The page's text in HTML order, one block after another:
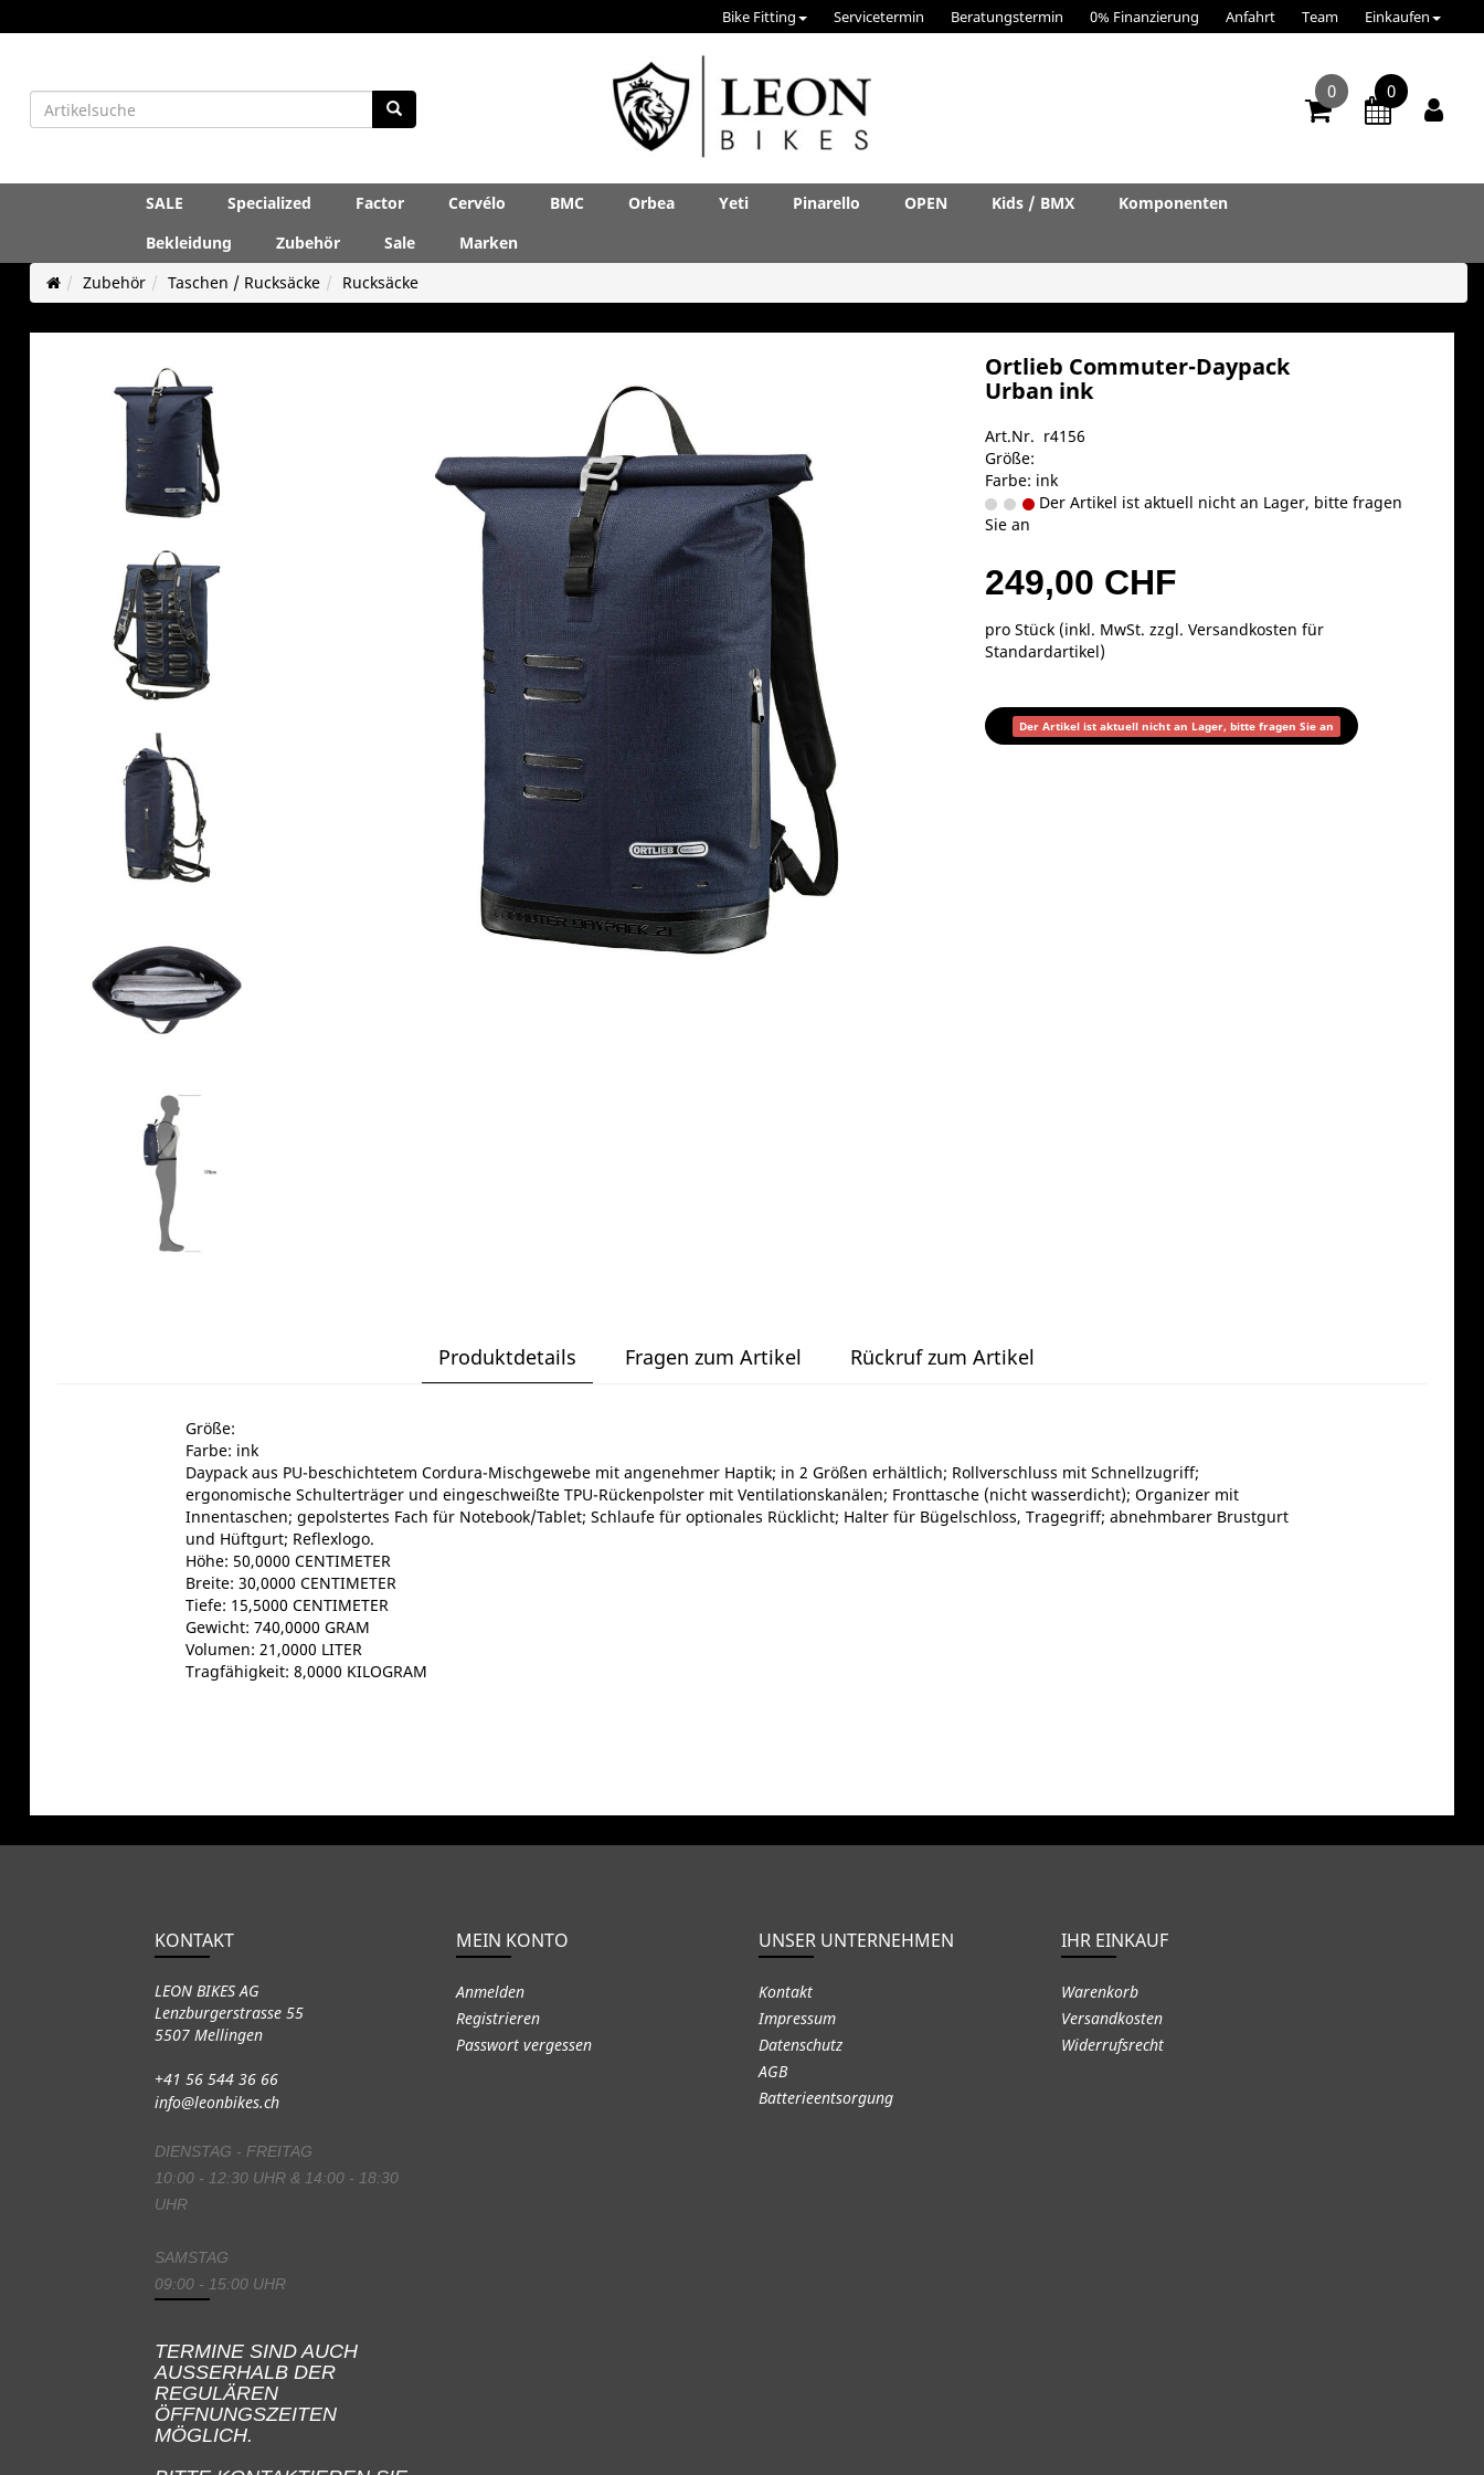
Bike Fitting Servicetermin Beratungstermin 0% Finanzierung Anfahrt Team Einkaufen
0 0
SALE Specialized Factor Cervélo BMC Orbea Yeti Pinarello OPEN Kids / BMX
Komponenten
Bekleidung
Zubehör Sale
Marken
Zubehör
Taschen / Rucksäcke Rucksäcke
Ortlieb Commuter-Daypack
Urban ink
Art.Nr. r4156
Größe:
Farbe: ink
Der Artikel ist aktuell nicht an Lager, bitte fragen
Sie an
249,00 CHF
pro Stück (inkl. MwSt. zzgl.Versandkosten für
Standardartikel)
Der Artikel ist aktuell nicht an Lager, bitte fragen Sie an
Produktdetails Fragen zum Artikel Rückruf zum Artikel
Größe:
Farbe: ink
Daypack aus PU-beschichtetem Cordura-Mischgewebe mit angenehmer Haptik; in 2 Größen erhältlich; Rollverschluss mit Schnellzugriff;
ergonomische Schulterträger und eingeschweißte TPU-Rückenpolster mit Ventilationskanälen; Fronttasche (nicht wasserdicht); Organizer mit
Innentaschen; gepolstertes Fach für Notebook/Tablet; Schlaufe für optionales Rücklicht; Halter für Bügelschloss, Tragegriff; abnehmbarer Brustgurt
und Hüftgurt; Reflexlogo.
Höhe: 50,0000 CENTIMETER
Breite: 30,0000 CENTIMETER
Tiefe: 15,5000 CENTIMETER
Gewicht: 740,0000 GRAM
Volumen: 21,0000 LITER
Tragfähigkeit: 8,0000 KILOGRAM
KONTAKT
LEON BIKES AG
Lenzburgerstrasse 55
5507 Mellingen
+41 56 544 36 66
info@leonbikes.ch
DIENSTAG - FREITAG
10:00 - 12:30 UHR & 14:00 - 18:30
UHR
SAMSTAG
09:00 - 15:00 UHR
TERMINE SIND AUCH
AUSSERHALB DER
REGULÄREN
ÖFFNUNGSZEITEN
MÖGLICH.
MEIN KONTO
Anmelden
Registrieren
Passwort vergessen
UNSER UNTERNEHMEN
Kontakt
Impressum
Datenschutz
AGB
Batterieentsorgung
IHR EINKAUF
Warenkorb
Versandkosten
Widerrufsrecht